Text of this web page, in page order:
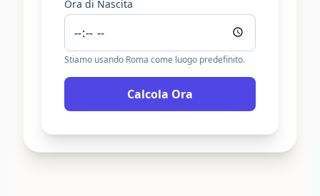
Ora di Nascita
Stiamo usando Roma come luogo predefinito.
Calcola Ora